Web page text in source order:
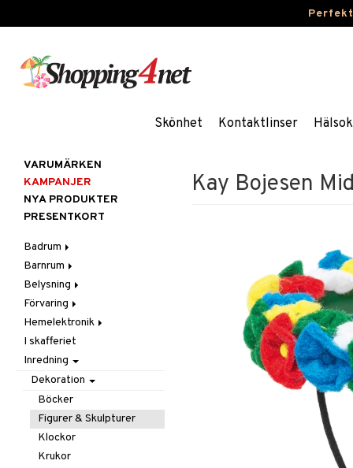
Skönhet Kontaktlinser
Kay Bojesen
VARUMÄRKEN
KAMPANJER
NYA PRODUKTER
PRESENTKORT
Badrum
Badrumsinredning
Badrumstextilier
Badrumstillbehör
Barnrum
Barnlampor
Barnmöbler
Barnrumsdekoration
Barnrumsförvaring
Barnrumstextilier
Belysning
Belysningstillbehör
Lampor
Bordslampor
Taklampor
LED-ljus
Ljuslyktor & Ljusstakar
Utomhusbelysning
Förvaring
Hängare & krokar
Hyllor
Småförvaring
Småförvaring & Korgar
Väskor
Hemelektronik
Ljud
I skafferiet
Inredning
Dekoration
Böcker
Figurer & Skulpturer
Klockor
Krukor